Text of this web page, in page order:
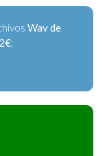
Wav de
: